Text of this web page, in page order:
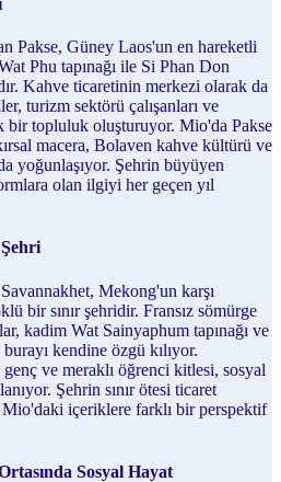
Pakse, Güney Laos'un en hareketli
Phu tapınağı ile Si Phan Don
Kahve ticaretinin merkezi olarak da
turizm sektörü çalışanları ve
bir topluluk oluşturuyor. Mio'da Pakse
macera, Bolaven kahve kültürü ve
yoğunlaşıyor. Şehrin büyüyen
olan ilgiyi her geçen yıl
Mekong'un karşı
bir sınır şehridir. Fransız sömürge
kadim Wat Sainyaphum tapınağı ve
kendine özgü kılıyor.
ve meraklı öğrenci kitlesi, sosyal
Şehrin sınır ötesi ticaret
içeriklere farklı bir perspektif
Sosyal Hayat